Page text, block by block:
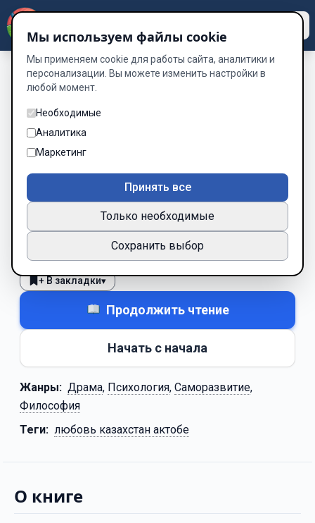
Актобе – город
разведенок
404 место
Все права
Не зашло 0
+ В закладки▾
Продолжить чтение
Начать с начала
Жанры: Драма, Психология, Саморазвитие,
Философия
Теги: любовь казахстан актобе
О книге
Мы используем файлы cookie
Мы применяем cookie для работы сайта, аналитики и
персонализации. Вы можете изменить настройки в
любой момент.
Необходимые
Аналитика
Маркетинг
Принять все
Только необходимые
Сохранить выбор